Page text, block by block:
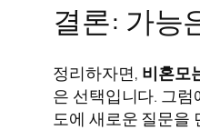
결론: 가능
정리하자면, 비혼모
은 선택입니다. 그
도에 새로운 질문을